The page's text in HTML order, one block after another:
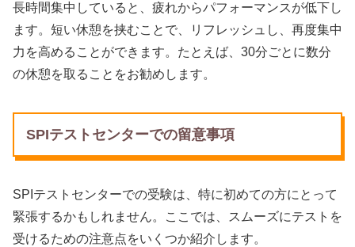
長時間集中していると、疲れからパフォーマンスが低下し
ます。短い休憩を挟むことで、リフレッシュし、再度集中
力を高めることができます。たとえば、30分ごとに数分
の休憩を取ることをお勧めします。
SPIテストセンターでの留意事項
SPIテストセンターでの受験は、特に初めての方にとって
緊張するかもしれません。ここでは、スムーズにテストを
受けるための注意点をいくつか紹介します。